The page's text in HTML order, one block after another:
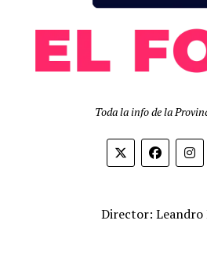
Toda la info de la
Director: Leandro